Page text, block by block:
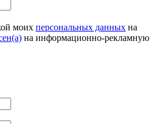
моих персональных данных на
на информационно-рекламную